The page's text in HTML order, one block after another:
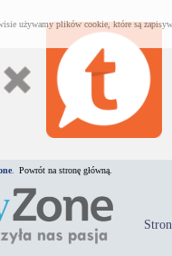
używamy plików cookie, które są
Powrót na stronę główną.